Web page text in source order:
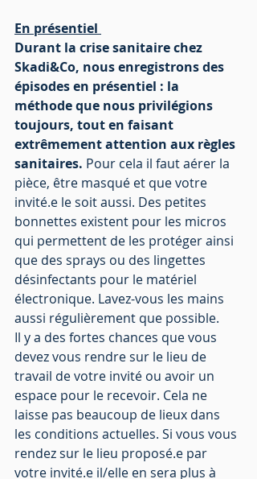
En présentiel
Durant la crise sanitaire chez
Skadi&Co, nous enregistrons des
épisodes en présentiel : la
méthode que nous privilégions
toujours, tout en faisant
extrêmement attention aux règles
sanitaires. Pour cela il faut aérer la
pièce, être masqué et que votre
invité.e le soit aussi. Des petites
bonnettes existent pour les micros
qui permettent de les protéger ainsi
que des sprays ou des lingettes
désinfectants pour le matériel
électronique. Lavez-vous les mains
aussi régulièrement que possible.
Il y a des fortes chances que vous
devez vous rendre sur le lieu de
travail de votre invité ou avoir un
espace pour le recevoir. Cela ne
laisse pas beaucoup de lieux dans
les conditions actuelles. Si vous vous
rendez sur le lieu proposé.e par
votre invité.e il/elle en sera plus à